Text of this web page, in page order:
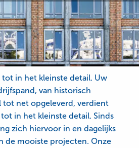
Garantie, schilderwerk-glaswerk
tot in het kleinste detail. Uw
van historisch
tot net opgeleverd, verdient
in het kleinste detail. Sinds
zich hiervoor in en dagelijks
de mooiste projecten. Onze